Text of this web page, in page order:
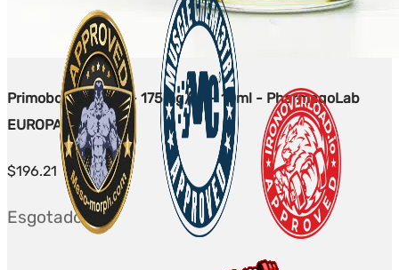
Primobolan Depot - 175mg/ml - 10ml - PharmaqoLab
EUROPA
$196.21
Esgotado